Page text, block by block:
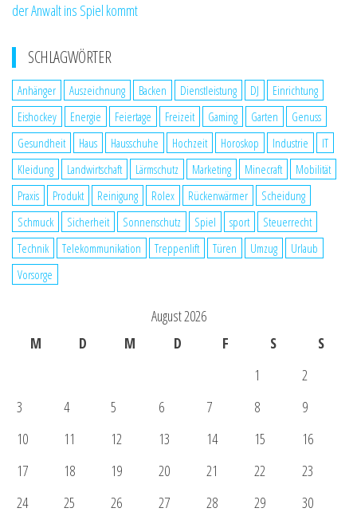
der Anwalt ins Spiel kommt
SCHLAGWÖRTER
Anhänger Auszeichnung Backen Dienstleistung DJ
Einrichtung
Eishockey
Energie Feiertage Freizeit Gaming Garten
Genuss
Gesundheit
Haus Hausschuhe Hochzeit Horoskop Industrie
IT
Kleidung
Landwirtschaft Lärmschutz Marketing Minecraft
Mobilität
Praxis
Produkt Reinigung Rolex Rückenwärmer
Scheidung
Schmuck
Sicherheit Sonnenschutz Spiel sport
Steuerrecht
Technik
Telekommunikation Treppenlift Türen Umzug
Urlaub
Vorsorge
August 2026
M
D M D F S
S
1
2
3
4 5 6 7 8
9
10
11 12 13 14 15
16
17
18 19 20 21 22
23
24
25 26 27 28 29
30